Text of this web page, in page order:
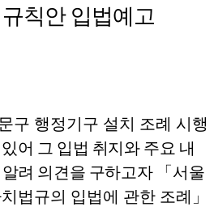
칙안 입법예고
구 행정기구 설치 조례 시행
있어 그 입법 취지와 주요 내
려 의견을 구하고자
「 서울
법규의 입법에 관한 조례 」